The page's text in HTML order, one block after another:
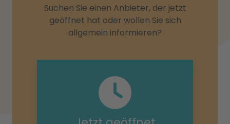
Suchen Sie einen Anbieter, der jetzt
geöffnet hat oder wollen Sie sich
allgemein informieren?